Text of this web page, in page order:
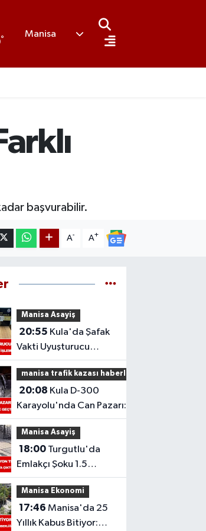
°
Manisa
başvurabilir.
A- A+
Manisa Asayiş
20:55
Vakti Uyuşturucu
Operasyonu: 14
Şüpheli Hakkında
İşlem
manisa trafik kazası haberleri
20:08
Karayolu'nda Can Pazarı:
Refüjü Aşan Otomobil Karşı
Şeride Geçti,
Manisa Asayiş
18:00
Emlakçı Şoku 1.5
Milyon TL
Dolandırıldığını İddia
Eden Kadın Çatıya
Çıktı
Manisa Ekonomi
17:46 Manisa'da 25
Yıllık Kabus Bitiyor: